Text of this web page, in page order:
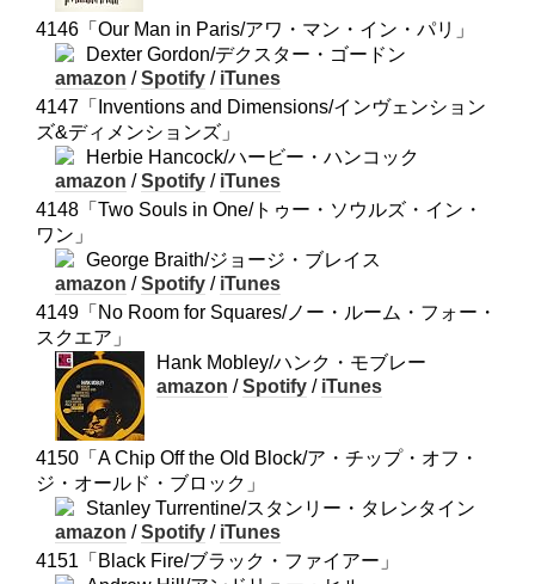
4146「Our Man in Paris/アワ・マン・イン・パリ」
Dexter Gordon/デクスター・ゴードン
amazon /Spotify / iTunes
4147「Inventions and Dimensions/インヴェンション
ズ&ディメンションズ」
Herbie Hancock/ハービー・ハンコック
amazon /Spotify / iTunes
4148「Two Souls in One/トゥー・ソウルズ・イン・
ワン」
George Braith/ジョージ・ブレイス
amazon /Spotify / iTunes
4149「No Room for Squares/ノー・ルーム・フォー・
スクエア」
Hank Mobley/ハンク・モブレー
amazon /Spotify / iTunes
4150「A Chip Off the Old Block/ア・チップ・オフ・
ジ・オールド・ブロック」
Stanley Turrentine/スタンリー・タレンタイン
amazon /Spotify / iTunes
4151「Black Fire/ブラック・ファイアー」